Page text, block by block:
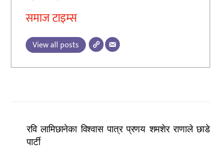
समाज टाइम्स
View all posts
रवि लामिछानेका विश्वास पात्र प्रणय शमशेर राणाले छाडे
पार्टी